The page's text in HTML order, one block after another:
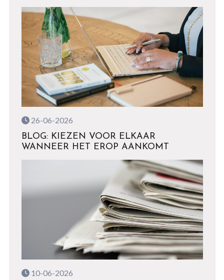
26-06-2026
BLOG: KIEZEN VOOR ELKAAR
WANNEER HET EROP AANKOMT
10-06-2026